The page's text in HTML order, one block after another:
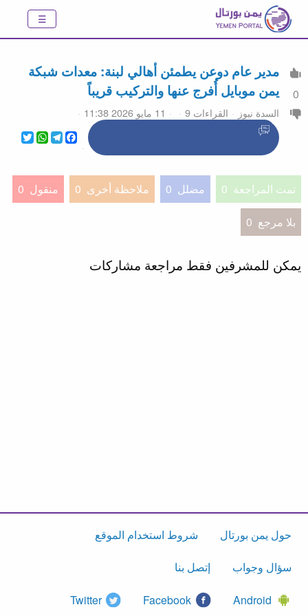
0
مدير عام دوعن يطمئن أهالي لبنة: معدات شبكة
يمن موبايل أُفرج عنها والتركيب قريباً
السدة نيوز القراءات 9
11 مايو 2026 11:38
Twitter
WhatsApp
Telegram
Facebook
تمت المراجعة 0 مضلل 0 ملاحظة أخرى 0 منقول 0
بلا مرجع 0
يمكن للمشرفين فقط مراجعة مشاركات
حول يمن بورتال شروط استخدام الموقع
سؤال وجواب إتصل بنا
Android
Facebook
Twitter